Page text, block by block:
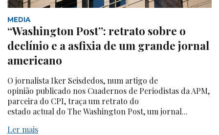
MEDIA
“Washington Post”: retrato sobre o
declínio e a asfixia de um grande jornal
americano
O jornalista Iker Seisdedos, num artigo de
opinião publicado nos Cuadernos de Periodistas da APM,
parceira do CPI, traça um retrato do
estado actual do The Washington Post, um jornal...
Ler mais